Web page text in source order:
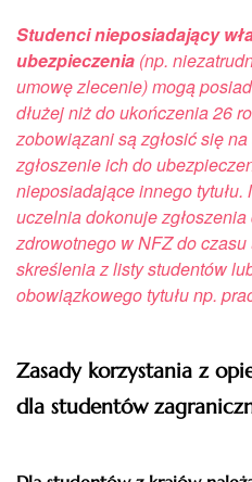
Studenci nieposiadający
ubezpieczenia (np.
umowę zlecenie) mogą
dłużej niż do ukończenia 26
zobowiązani są zgłosić się
zgłoszenie ich do
nieposiadające innego
uczelnia dokonuje
zdrowotnego w NFZ do
skreślenia z listy studentów
obowiązkowego tytułu np.
Zasady korzystania z
dla studentów